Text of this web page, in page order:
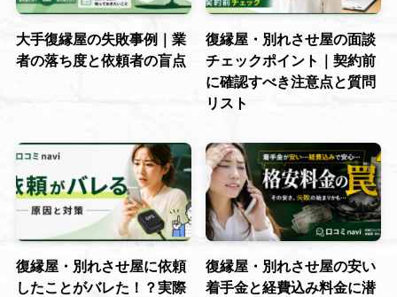
大手復縁屋の失敗事例｜業
者の落ち度と依頼者の盲点
復縁屋・別れさせ屋の面談
チェックポイント｜契約前
に確認すべき注意点と質問
リスト
復縁屋・別れさせ屋に依頼
したことがバレた！？実際
復縁屋・別れさせ屋の安い
着手金と経費込み料金に潜